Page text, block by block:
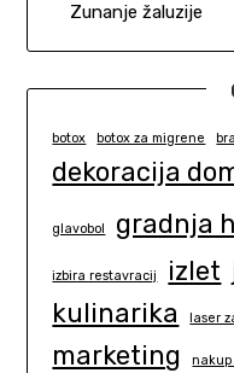
Zunanje žaluzije
botox botox za migrene
dekoracija
glavobol gradnja
izbira restavracij izlet
kulinarika laser
marketing